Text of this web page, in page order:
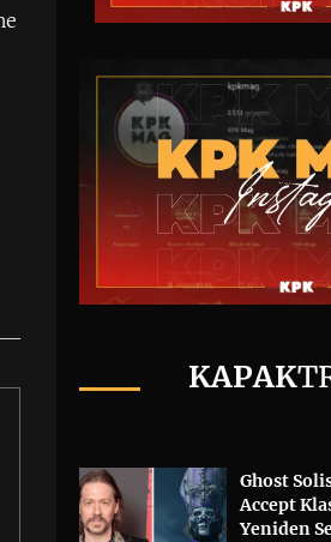
KAPAK
Ghost
Accept
Yeniden